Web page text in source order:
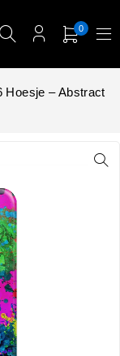
0
Hoesje – Abstract